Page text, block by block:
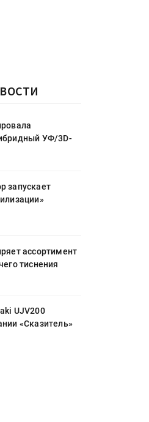
УФ/3D-
запускает
ассортимент
тиснения
UJV200
«Сказитель»